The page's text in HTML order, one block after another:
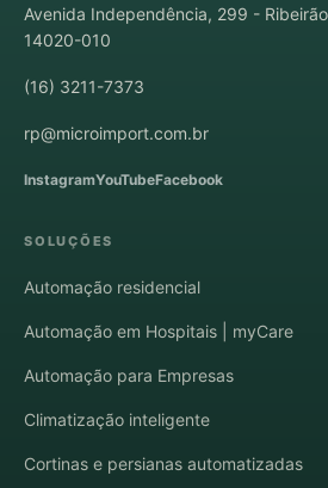
Avenida Independência, 299 -
14020-010
(16) 3211-7373
rp@microimport.com.br
InstagramYouTubeFacebook
SOLUÇÕES
Automação residencial
Automação em Hospitais | myCare
Automação para Empresas
Climatização inteligente
Cortinas e persianas automatizadas